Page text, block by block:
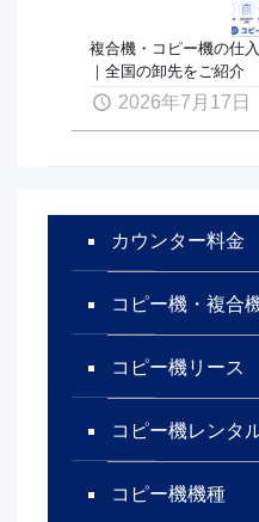
複合機・コピー機の仕
｜全国の卸先をご紹介
2026年7月17日
カウンター料金
コピー機・複合
コピー機リース
コピー機レンタ
コピー機機種